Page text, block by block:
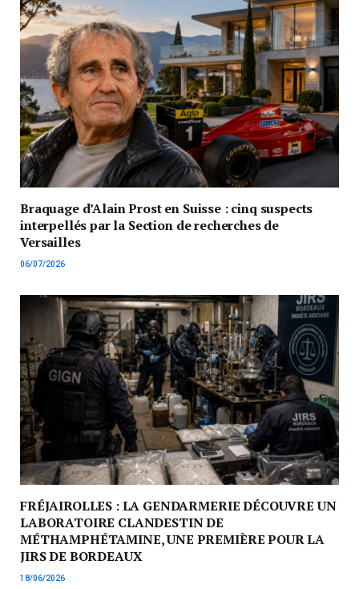
Braquage d’Alain Prost en Suisse : cinq suspects
interpellés par la Section de recherches de
Versailles
06/07/2026
FRÉJAIROLLES : LA GENDARMERIE DÉCOUVRE UN
LABORATOIRE CLANDESTIN DE
MÉTHAMPHÉTAMINE, UNE PREMIÈRE POUR LA
JIRS DE BORDEAUX
18/06/2026